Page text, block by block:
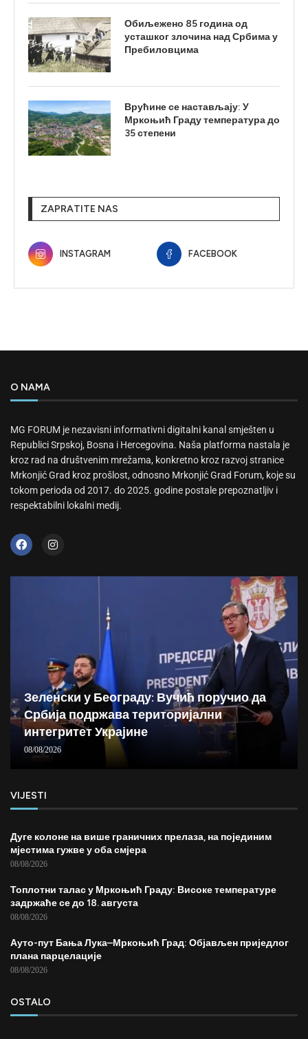
Обиљежено 85 година од
усташког злочина над Србима у
Пребиловцима
Врућине се настављају: У
Мркоњић Граду температура до
35 степени
ZAPRATITE NAS
INSTAGRAM FACEBOOK
O NAMA
MG FORUM je nezavisni informativni digitalni kanal smješten u
Republici Srpskoj, Bosna i Hercegovina. Naša platforma nastala je
kroz rad na društvenim mrežama, konkretno kroz razvoj stranice
Mrkonjić Grad kroz prošlost, odnosno Mrkonjić Grad Forum, koje su
tokom perioda od 2017. do 2025. godine postale prepoznatljiv i
respektabilni lokalni medij.
Зеленски у Београду: Вучић поручио да
Србија подржава територијални
интегритет Украјине
08/08/2026
VIJESTI
Дуге колоне на више граничних прелаза, на појединим
мјестима гужве у оба смјера
08/08/2026
Топлотни талас у Мркоњић Граду: Високе температуре
задржаће се до 18. августа
08/08/2026
Ауто-пут Бања Лука–Мркоњић Град: Објављен приједлог
плана парцелације
08/08/2026
OSTALO